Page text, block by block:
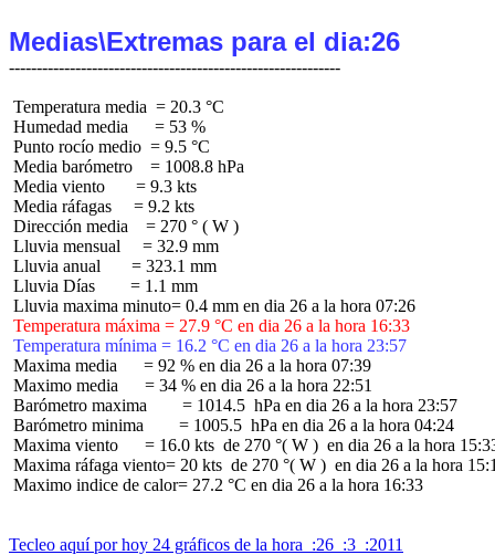
Medias\Extremas para el dia:26
Temperatura media  = 20.3 °C
Humedad media      = 53 %
Punto rocío medio  = 9.5 °C
Media barómetro    = 1008.8 hPa
Media viento       = 9.3 kts
Media ráfagas     = 9.2 kts
Dirección media    = 270 ° ( W )
Lluvia mensual     = 32.9 mm
Lluvia anual       = 323.1 mm
Lluvia Días        = 1.1 mm
Temperatura máxima = 27.9 °C en dia 26 a la hora 16:33
Temperatura mínima = 16.2 °C en dia 26 a la hora 23:57
Maxima media      = 92 % en dia 26 a la hora 07:39
Maximo media      = 34 % en dia 26 a la hora 22:51
Barómetro maxima        = 1014.5  hPa en dia 26 a la hora 23:57
Barómetro minima        = 1005.5  hPa en dia 26 a la hora 04:24
Maxima viento      = 16.0 kts  de 270 °( W )  en dia 26 a la hora
Maxima ráfaga viento= 20 kts  de 270 °( W )  en dia 26 a la hora
Maximo indice de calor= 27.2 °C en dia 26 a la hora 16:33
Tecleo aquí por hoy 24 gráficos de la hora  :26  :3  :2011